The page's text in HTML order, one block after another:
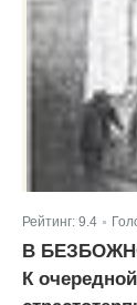
Рейтинг: 9.4
В
К